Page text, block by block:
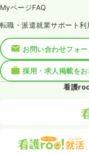
MyページFAQ
転職・派遣就業サポート
お問い合わせフォー
採用・求人掲載を
看護